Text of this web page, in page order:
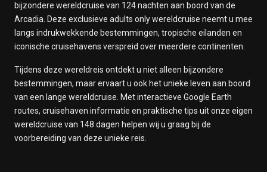
bijzondere wereldcruise van 124 nachten aan boord van de
Arcadia. Deze exclusieve adults only wereldcruise neemt u mee
langs indrukwekkende bestemmingen, tropische eilanden en
iconische cruisehavens verspreid over meerdere continenten.
Tijdens deze wereldreis ontdekt u niet alleen bijzondere
bestemmingen, maar ervaart u ook het unieke leven aan boord
van een lange wereldcruise. Met interactieve Google Earth
routes, cruisehaven informatie en praktische tips uit onze eigen
wereldcruise van 148 dagen helpen wij u graag bij de
voorbereiding van deze unieke reis.